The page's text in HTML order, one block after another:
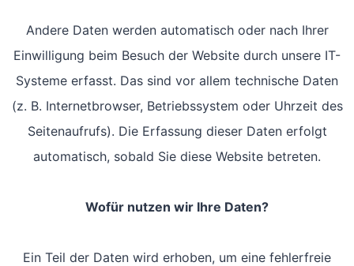
Andere Daten werden automatisch oder nach Ihrer
Einwilligung beim Besuch der Website durch unsere IT-
Systeme erfasst. Das sind vor allem technische Daten
(z. B. Internetbrowser, Betriebssystem oder Uhrzeit des
Seitenaufrufs). Die Erfassung dieser Daten erfolgt
automatisch, sobald Sie diese Website betreten.
Wofür nutzen wir Ihre Daten?
Ein Teil der Daten wird erhoben, um eine fehlerfreie